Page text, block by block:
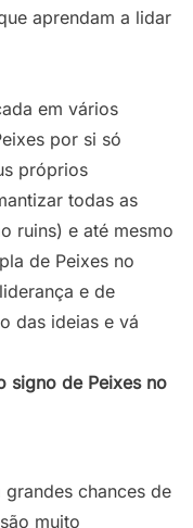
aprendam a lidar
em vários
por si só
próprios
todas as
ruins) e até mesmo
de Peixes no
e de
das ideias e vá
signo de Peixes no
chances de
muito